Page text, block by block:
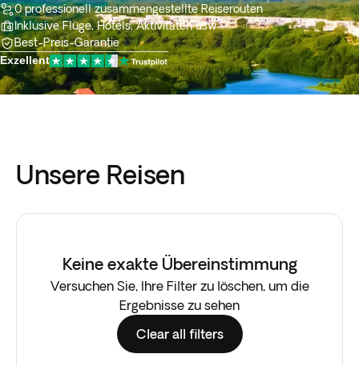
0 professionell zusammengestellte Reiserouten
Inklusive Flüge, Hotels, Aktivitäten usw
Best-Preis-Garantie
Exzellent
Unsere Reisen
Keine exakte Übereinstimmung
Versuchen Sie, Ihre Filter zu löschen, um die
Ergebnisse zu sehen
Clear all filters